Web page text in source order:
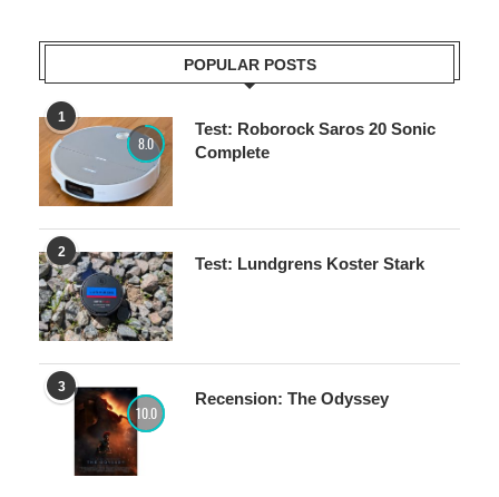
POPULAR POSTS
1
8.0
Test: Roborock Saros 20 Sonic
Complete
2
Test: Lundgrens Koster Stark
3
10.0
Recension: The Odyssey